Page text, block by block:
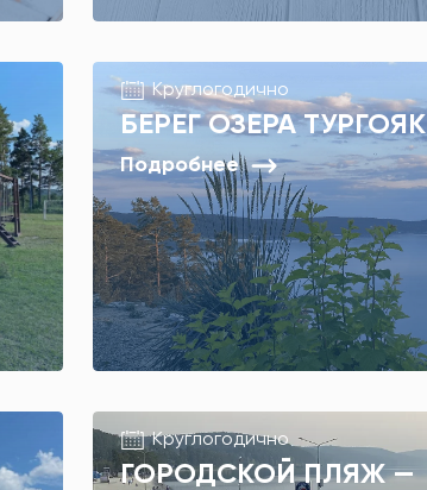
Круглогодично
БЕРЕГ ОЗЕРА ТУРГОЯК
Подробнее
Круглогодично
ГОРОДСКОЙ ПЛЯЖ —